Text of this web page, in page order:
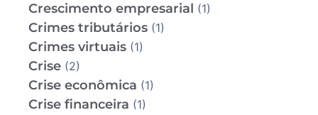
Crescimento empresarial (1)
Crimes tributários (1)
Crimes virtuais (1)
Crise (2)
Crise econômica (1)
Crise financeira (1)